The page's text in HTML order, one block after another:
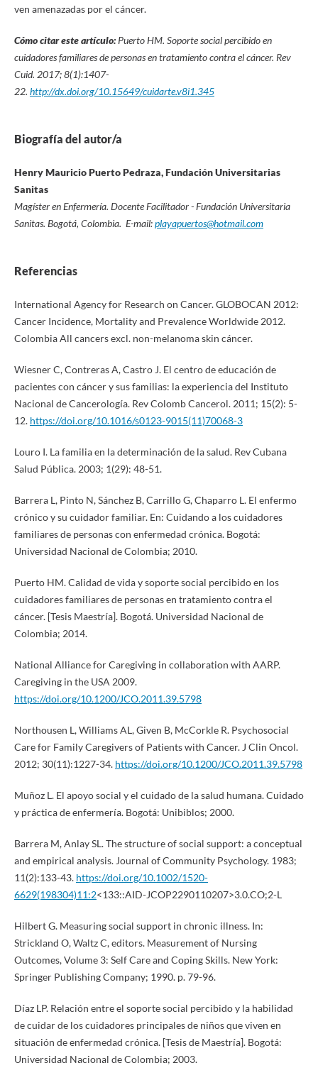
ven amenazadas por el cáncer.
Cómo citar este artículo: Puerto HM. Soporte social percibido en
cuidadores familiares de personas en tratamiento contra el cáncer. Rev
Cuid. 2017; 8(1):1407-
22. http://dx.doi.org/10.15649/cuidarte.v8i1.345
Biografía del autor/a
Henry Mauricio Puerto Pedraza, Fundación Universitarias
Sanitas
Magíster en Enfermería. Docente Facilitador - Fundación Universitaria
Sanitas. Bogotá, Colombia. E-mail:playapuertos@hotmail.com
Referencias
International Agency for Research on Cancer. GLOBOCAN 2012:
Cancer Incidence, Mortality and Prevalence Worldwide 2012.
Colombia All cancers excl. non-melanoma skin cáncer.
Wiesner C, Contreras A, Castro J. El centro de educación de
pacientes con cáncer y sus familias: la experiencia del Instituto
Nacional de Cancerología. Rev Colomb Cancerol. 2011; 15(2): 5-
12. https://doi.org/10.1016/s0123-9015(11)70068-3
Louro I. La familia en la determinación de la salud. Rev Cubana
Salud Pública. 2003; 1(29): 48-51.
Barrera L, Pinto N, Sánchez B, Carrillo G, Chaparro L. El enfermo
crónico y su cuidador familiar. En: Cuidando a los cuidadores
familiares de personas con enfermedad crónica. Bogotá:
Universidad Nacional de Colombia; 2010.
Puerto HM. Calidad de vida y soporte social percibido en los
cuidadores familiares de personas en tratamiento contra el
cáncer. [Tesis Maestría]. Bogotá. Universidad Nacional de
Colombia; 2014.
National Alliance for Caregiving in collaboration with AARP.
Caregiving in the USA 2009.
https://doi.org/10.1200/JCO.2011.39.5798
Northousen L, Williams AL, Given B, McCorkle R. Psychosocial
Care for Family Caregivers of Patients with Cancer. J Clin Oncol.
2012; 30(11):1227-34. https://doi.org/10.1200/JCO.2011.39.5798
Muñoz L. El apoyo social y el cuidado de la salud humana. Cuidado
y práctica de enfermería. Bogotá: Unibiblos; 2000.
Barrera M, Anlay SL. The structure of social support: a conceptual
and empirical analysis. Journal of Community Psychology. 1983;
11(2):133-43. https://doi.org/10.1002/1520-
6629(198304)11:2<133::AID-JCOP2290110207>3.0.CO;2-L
Hilbert G. Measuring social support in chronic illness. In:
Strickland O, Waltz C, editors. Measurement of Nursing
Outcomes, Volume 3: Self Care and Coping Skills. New York:
Springer Publishing Company; 1990. p. 79-96.
Díaz LP. Relación entre el soporte social percibido y la habilidad
de cuidar de los cuidadores principales de niños que viven en
situación de enfermedad crónica. [Tesis de Maestría]. Bogotá:
Universidad Nacional de Colombia; 2003.